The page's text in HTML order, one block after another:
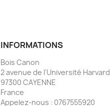
INFORMATIONS
Bois Canon
2 avenue de l'Université Harvard
97300 CAYENNE
France
Appelez-nous : 0767555920